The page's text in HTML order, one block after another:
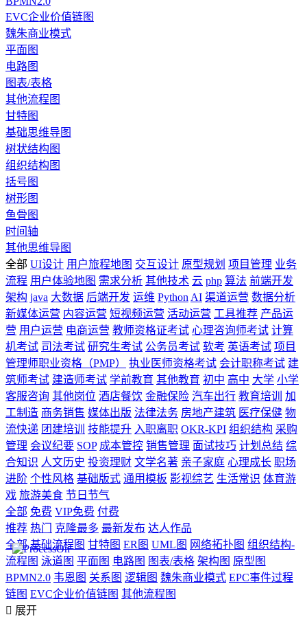
EVC企业价值链图
魏朱商业模式
平面图
电路图
图表/表格
其他流程图
甘特图
基础思维导图
树状结构图
组织结构图
括号图
树形图
鱼骨图
时间轴
其他思维导图
全部 UI设计 用户旅程地图 交互设计 原型规划 项目管理 业务
流程 用户体验地图 需求分析 其他技术 云 php 算法 前端开发
架构 java 大数据 后端开发 运维 Python AI 渠道运营 数据分析
新媒体运营 内容运营 短视频运营 活动运营 工具推荐 产品运
营 用户运营 电商运营 教师资格证考试 心理咨询师考试 计算
机考试 司法考试 研究生考试 公务员考试 软考 英语考试 项目
管理师职业资格（PMP）
执业医师资格考试 会计职称考试 建
筑师考试 建造师考试 学前教育 其他教育 初中 高中 大学 小学
客服咨询 其他岗位 酒店餐饮 金融保险 汽车出行 教育培训
加
工制造 商务销售 媒体出版 法律法务 房地产建筑 医疗保健 物
流快递 团建培训 技能提升 入职离职 OKR-KPI 组织结构 采购
管理 会议纪要 SOP 成本管控 销售管理 面试技巧 计划总结 综
合知识 人文历史 投资理财 文学名著 亲子家庭 心理成长 职场
进阶 个性风格 基础版式 通用模板 影视综艺 生活常识 体育游
戏 旅游美食 节日节气
全部 免费 VIP免费 付费
推荐 热门 克隆最多 最新发布 达人作品
全部 基础流程图 甘特图 ER图 UML图 网络拓扑图 组织结构-
流程图 泳道图 平面图 电路图 图表/表格 架构图 原型图
BPMN2.0 韦恩图 关系图 逻辑图 魏朱商业模式 EPC事件过程
链图 EVC企业价值链图 其他流程图
 展开